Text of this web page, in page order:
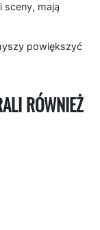
sceny, mają
powiększyć
RÓWNIEŻ